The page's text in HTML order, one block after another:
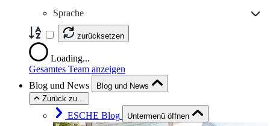
Sprache
zurücksetzen
Loading...
Gesamtes Team anzeigen
Blog und News
Blog und News
Zurück zu...
ESCHE Blog Untermenü öffnen